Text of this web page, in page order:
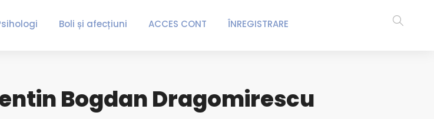
Boli și afecțiuni ACCES CONT ÎNREGISTRARE
Bogdan Dragomirescu